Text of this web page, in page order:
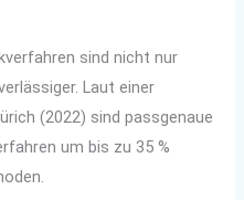
sind nicht nur
Laut einer
(2022) sind passgenaue
um bis zu 35 %